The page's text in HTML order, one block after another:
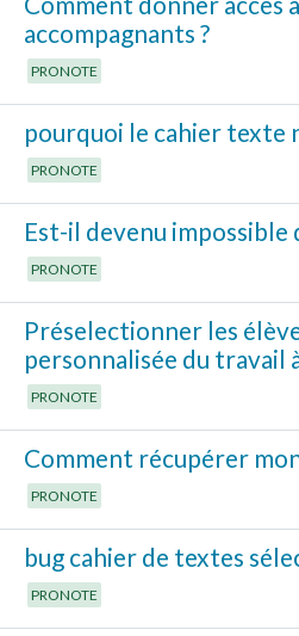
accompagnants ?
PRONOTE
pourquoi le cahier texte
PRONOTE
Est-il devenu
PRONOTE
Préselectionner les
personnalisée du travail
PRONOTE
Comment récupérer
PRONOTE
bug cahier de textes
PRONOTE